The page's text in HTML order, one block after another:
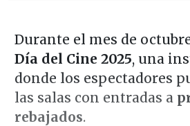
Durante el mes de
Día del Cine 2025, una
donde los espectadores
las salas con entradas a
rebajados.